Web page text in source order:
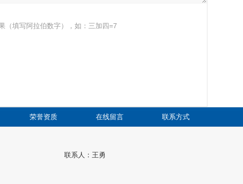
（填写阿拉伯数字），如：三加四=7
荣誉资质 在线留言 联系方式
联系人：王勇